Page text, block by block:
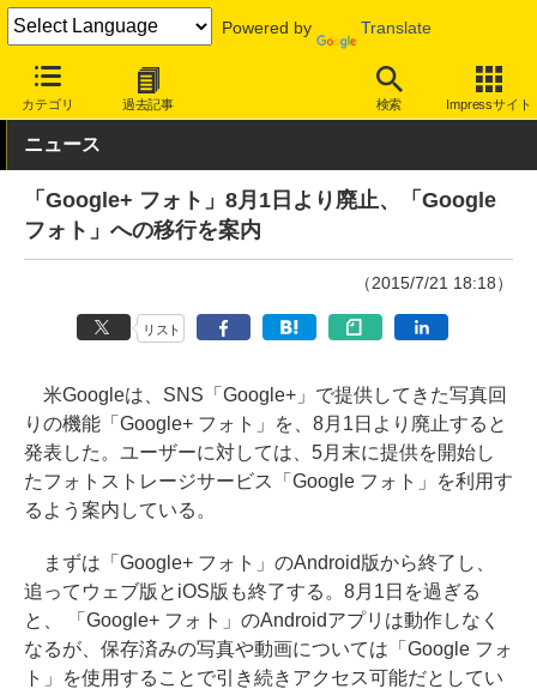
Powered by Translate
カテゴリ 過去記事 検索 Impressサイト
INTERNET Watch トピック サービス終了
ニュース
「Google+ フォト」8月1日より廃止、「Google
フォト」への移行を案内
（2015/7/21 18:18）
リスト
米Googleは、SNS「Google+」で提供してきた写真回
りの機能「Google+ フォト」を、8月1日より廃止すると
発表した。ユーザーに対しては、5月末に提供を開始し
たフォトストレージサービス「Google フォト」を利用す
るよう案内している。
まずは「Google+ フォト」のAndroid版から終了し、
追ってウェブ版とiOS版も終了する。8月1日を過ぎる
と、 「Google+ フォト」のAndroidアプリは動作しなく
なるが、保存済みの写真や動画については「Google フォ
ト」を使用することで引き続きアクセス可能だとしてい